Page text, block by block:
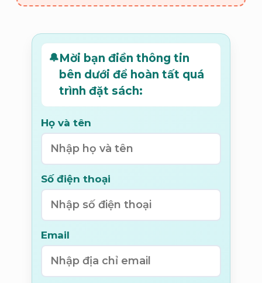
Mời bạn điền thông tin
bên dưới để hoàn tất quá
trình đặt sách:
Họ và tên
Số điện thoại
Email